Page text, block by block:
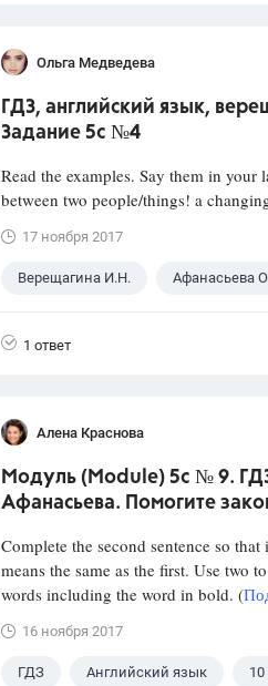
Ольга Медведева
ГДЗ, английский язык,
Задание 5c №4
Read the examples. Say them in
between two people/things! a
17 ноября 2017
Верещагина И.Н. Афанасьева
1 ответ
Алена Краснова
Модуль (Module) 5c № 9.
Афанасьева. Помогите
Complete the second sentence so that
means the same as the first. Use two
words including the word in bold. (
16 ноября 2017
ГДЗ Английский язык